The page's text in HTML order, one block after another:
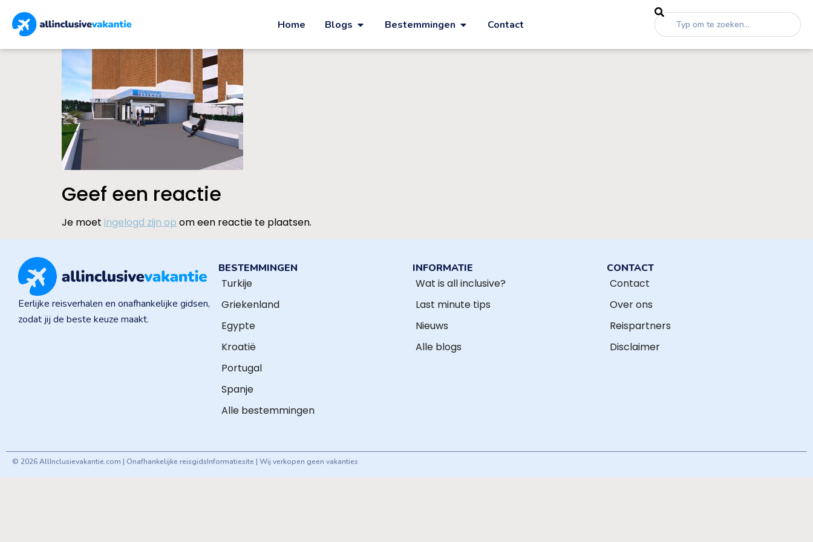
Home Blogs Bestemmingen Contact
Geef een reactie
Je moet ingelogd zijn op om een reactie te plaatsen.
Eerlijke reisverhalen en onafhankelijke gidsen,
zodat jij de beste keuze maakt.
BESTEMMINGEN
Turkije
Griekenland
Egypte
Kroatië
Portugal
Spanje
Alle bestemmingen
INFORMATIE
Wat is all inclusive?
Last minute tips
Nieuws
Alle blogs
CONTACT
Contact
Over ons
Reispartners
Disclaimer
© 2026 AllInclusievakantie.com | Onafhankelijke reisgidsInformatiesite | Wij verkopen geen vakanties